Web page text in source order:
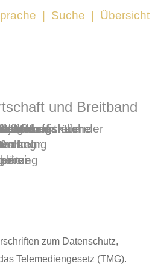
Suche Übersicht
und
und Breitband
zum Datenschutz,
Telemediengesetz (TMG).